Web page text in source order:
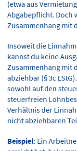
(etwa aus
Abgabepflicht. Doch
Zusammenhang mit
Insoweit die
kannst du keine
Zusammenhang mit
abziehbar (§ 3c
sowohl auf den
steuerfreien
Verhältnis der
nicht abziehbaren
Beispiel: Ein